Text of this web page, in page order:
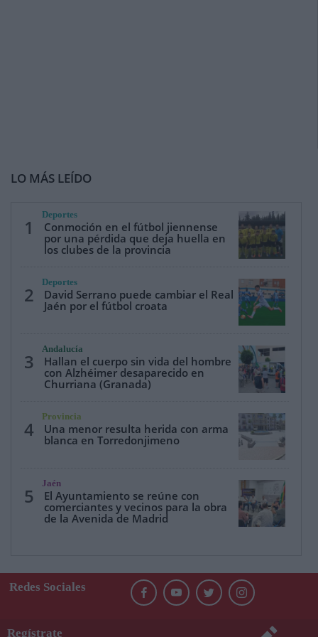
LO MÁS LEÍDO
1
Deportes
Conmoción en el fútbol jiennense
por una pérdida que deja huella en
los clubes de la provincia
2
Deportes
David Serrano puede cambiar el Real
Jaén por el fútbol croata
3
Andalucía
Hallan el cuerpo sin vida del hombre
con Alzhéimer desaparecido en
Churriana (Granada)
4
Provincia
Una menor resulta herida con arma
blanca en Torredonjimeno
5
Jaén
El Ayuntamiento se reúne con
comerciantes y vecinos para la obra
de la Avenida de Madrid
Redes Sociales
Regístrate